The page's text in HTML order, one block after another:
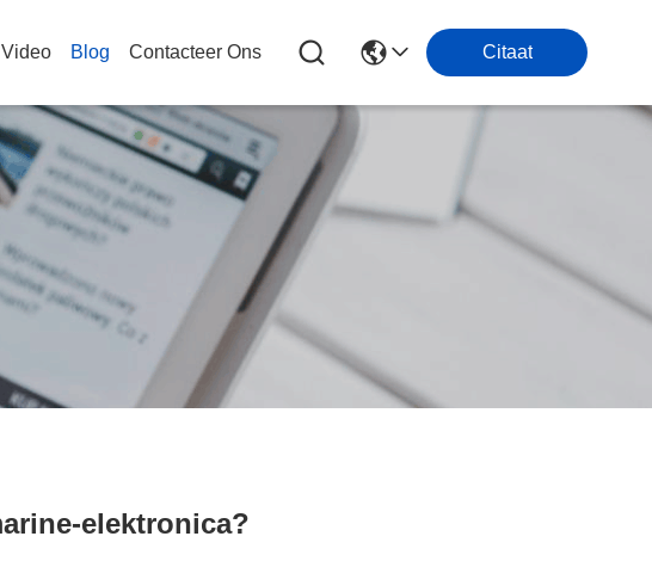
Video Blog Contacteer Ons Citaat
elektronica?